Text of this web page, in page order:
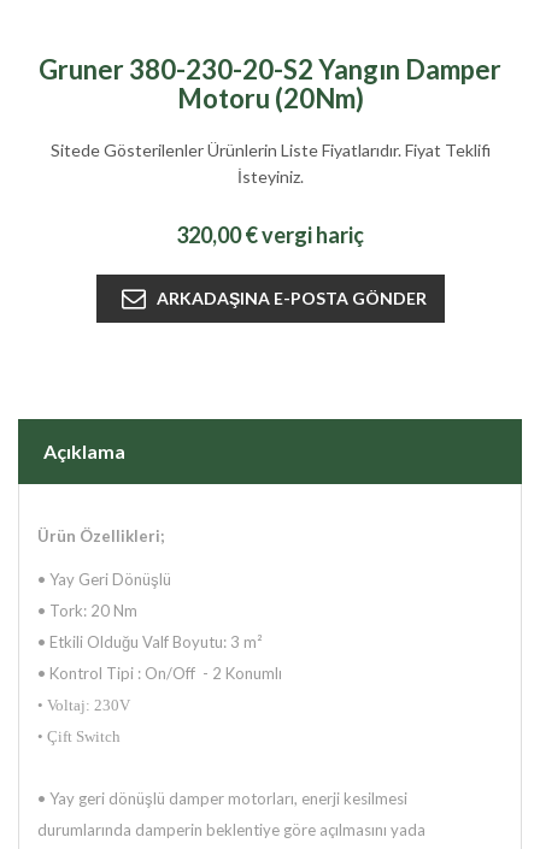
Gruner 380-230-20-S2 Yangın Damper
Motoru (20Nm)
Sitede Gösterilenler Ürünlerin Liste Fiyatlarıdır. Fiyat Teklifi
İsteyiniz.
320,00 € vergi hariç
Açıklama
Ürün Özellikleri;
• Yay Geri Dönüşlü
• Tork: 20 Nm
• Etkili Olduğu Valf Boyutu: 3 m²
• Kontrol Tipi : On/Off - 2 Konumlı
• Voltaj: 230V
• Çift Switch
• Yay geri dönüşlü damper motorları, enerji kesilmesi
durumlarında damperin beklentiye göre açılmasını yada